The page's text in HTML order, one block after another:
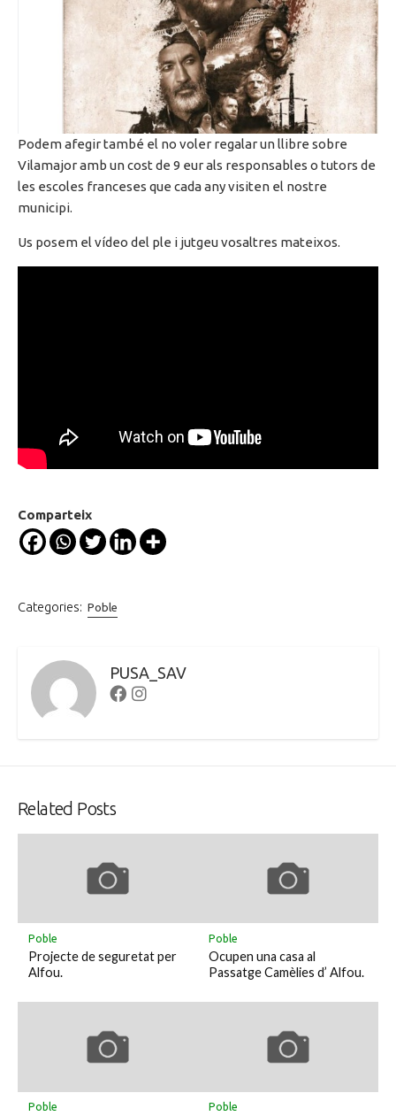
Podem afegir també el no voler regalar un llibre sobre
Vilamajor amb un cost de 9 eurals responsables o tutors de
les escoles franceses que cada any visiten el nostre
municipi.
Us posem el vídeo del ple i jutgeu vosaltres mateixos.
Comparteix
Categories: Poble
PUSA_SAV
FacebookInstagram
Related Posts
Poble
Projecte de seguretat per
Alfou.
Poble
Ocupen una casa al
Passatge Camèlies d’ Alfou.
Poble Poble